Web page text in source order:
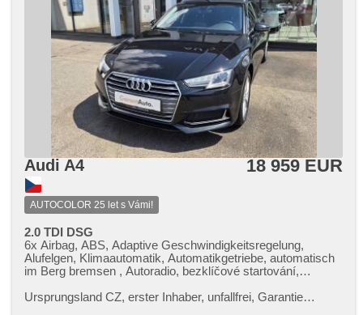
Audi A4
AUTOCOLOR 25 let s Vámi!
18 959 EUR
2.0 TDI DSG
6x Airbag, ABS, Adaptive Geschwindigkeitsregelung,
Alufelgen, Klimaautomatik, Automatikgetriebe, automatisch
im Berg bremsen , Autoradio, bezklíčové startování,
Funkfernbedienung, Zentralverriegelung,
Ursprungsland CZ,​ erster Inhaber,​ unfallfrei,​ Garantie